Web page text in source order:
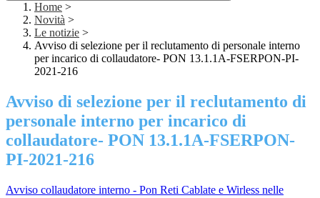
Home >
Novità >
Le notizie >
Avviso di selezione per il reclutamento di personale interno
per incarico di collaudatore- PON 13.1.1A-FSERPON-PI-
2021-216
Avviso di selezione per il reclutamento di
personale interno per incarico di
collaudatore- PON 13.1.1A-FSERPON-
PI-2021-216
Avviso collaudatore interno - Pon Reti Cablate e Wirless nelle